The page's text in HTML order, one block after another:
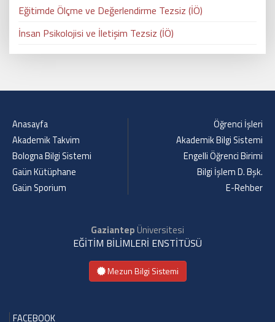
Eğitimde Ölçme ve Değerlendirme Tezsiz (İÖ)
İnsan Psikolojisi ve İletişim Tezsiz (İÖ)
Anasayfa
Akademik Takvim
Bologna Bilgi Sistemi
Gaün Kütüphane
Gaün Sporium
Öğrenci İşleri
Akademik Bilgi Sistemi
Engelli Öğrenci Birimi
Bilgi İşlem D. Bşk.
E-Rehber
GaziantepÜniversitesi
EĞİTİM BİLİMLERİ ENSTİTÜSÜ
Mezun Bilgi Sistemi
FACEBOOK